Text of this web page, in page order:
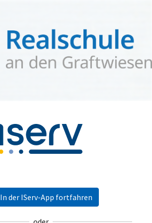
In der IServ-App fortfahren